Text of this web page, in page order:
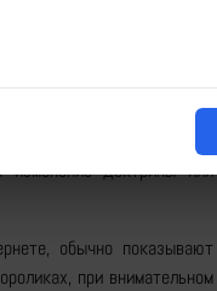
боеприпас.
Reuters Юрий Сак,
перехвата».
видеороликах показаны
доктрины или
обычно показывают
при внимательном